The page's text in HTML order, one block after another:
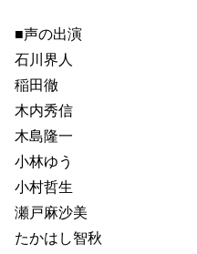
■声の出演
石川界人
稲田徹
木内秀信
木島隆一
小林ゆう
小村哲生
瀬戸麻沙美
たかはし智秋